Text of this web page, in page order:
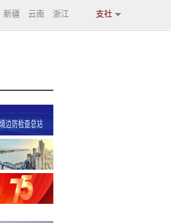
新疆 云南 浙江 支社